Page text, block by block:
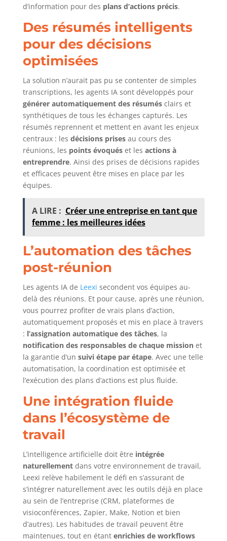
d’information pour des plans d’actions précis.
Des résumés intelligents
pour des décisions
optimisées
La solution n’aurait pas pu se contenter de simples
transcriptions, les agents IA sont développés pour
générer automatiquement des résumés clairs et
synthétiques de tous les échanges capturés. Les
résumés reprennent et mettent en avant les enjeux
centraux : les décisions prisesau cours des
réunions, les points évoquéset les actions à
entreprendre. Ainsi des prises de décisions rapides
et efficaces peuvent être mises en place par les
équipes.
A LIRE : Créer une entreprise en tant que
femme : les meilleures idées
L’automation des tâches
post-réunion
Les agents IA de Leexi secondent vos équipes au-
delà des réunions. Et pour cause, après une réunion,
vous pourrez profiter de vrais plans d’action,
automatiquement proposés et mis en place à travers
: l’assignation automatique des tâches, la
notification des responsables de chaque missionet
la garantie d’un suivi étape par étape. Avec une telle
automatisation, la coordination est optimisée et
l’exécution des plans d’actions est plus fluide.
Une intégration fluide
dans l’écosystème de
travail
L’intelligence artificielle doit être intégrée
naturellementdans votre environnement de travail,
Leexi relève habilement le défi en s’assurant de
s’intégrer naturellement avec les outils déjà en place
au sein de l’entreprise (CRM, plateformes de
visioconférences, Zapier, Make, Notion et bien
d’autres). Les habitudes de travail peuvent être
maintenues, tout en étant enrichies de workflows